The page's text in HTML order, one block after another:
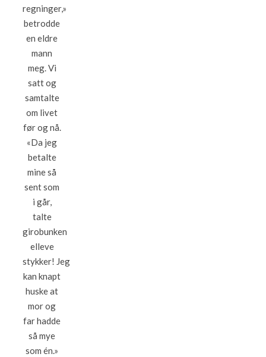
regninger,»
betrodde
en eldre
mann
meg. Vi
satt og
samtalte
om livet
før og nå.
«Da jeg
betalte
mine så
sent som
i går,
talte
girobunken
elleve
stykker! Jeg
kan knapt
huske at
mor og
far hadde
så mye
som én.»